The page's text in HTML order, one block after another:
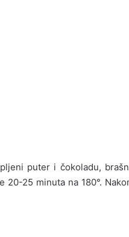
puter i čokoladu,
20-25 minuta na 180°.